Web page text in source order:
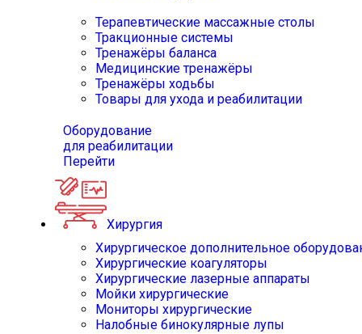
Терапевтические массажные столы
Тракционные системы
Тренажёры баланса
Медицинские тренажёры
Тренажёры ходьбы
Товары для ухода и реабилитации
Оборудование
для реабилитации
Перейти
Хирургия
Хирургическое дополнительное
Хирургические коагуляторы
Хирургические лазерные аппараты
Мойки хирургические
Мониторы хирургические
Налобные бинокулярные лупы